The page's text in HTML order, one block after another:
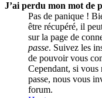
J’ai perdu mon mot de
Pas de panique !
être récupéré, il
sur la page de
passe. Suivez les
de pouvoir vous
Cependant, si
passe, nous vous
forum.